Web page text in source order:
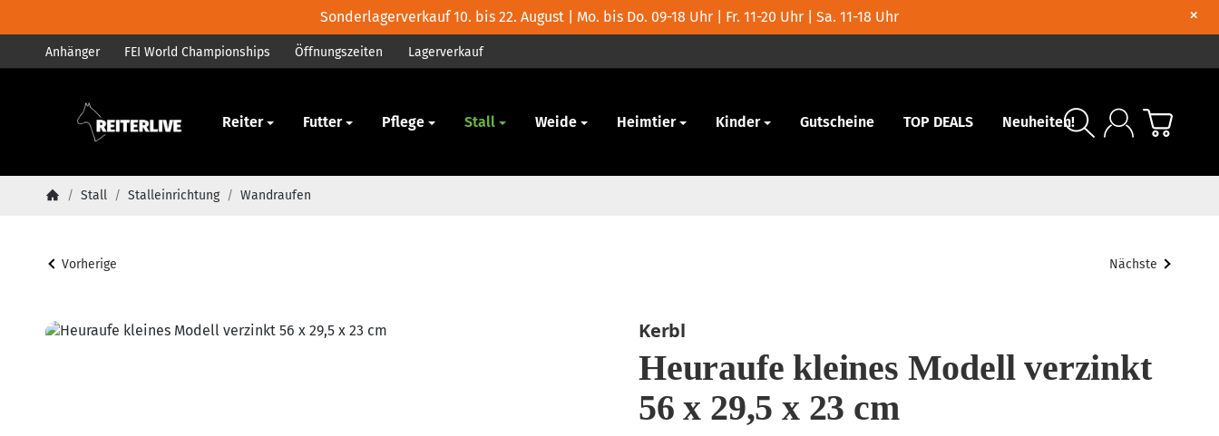
Sonderlagerverkauf 10. bis 22. August | Mo. bis Do. 09-18 Uhr | Fr. 11-20 Uhr | Sa. 11-18 Uhr ×
Anhänger FEI World Championships Öffnungszeiten Lagerverkauf
Pferd Reiter Futter Pflege Stall Weide Heimtier Kinder Gutscheine TOP DEALS Neuheiten!
/ Stall / Stalleinrichtung / Wandraufen
Vorherige Nächste
Kerbl
Heuraufe kleines Modell verzinkt
56 x 29,5 x 23 cm